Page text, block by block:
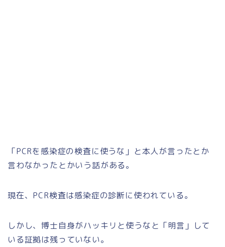
「PCRを感染症の検査に使うな」 と本人が言ったとか
言わなかったとかいう話がある。
現在、PCR検査は感染症の診断に使われている。
しかし、博士自身がハッキリと使うなと「明言」して
いる証拠は残っていない。